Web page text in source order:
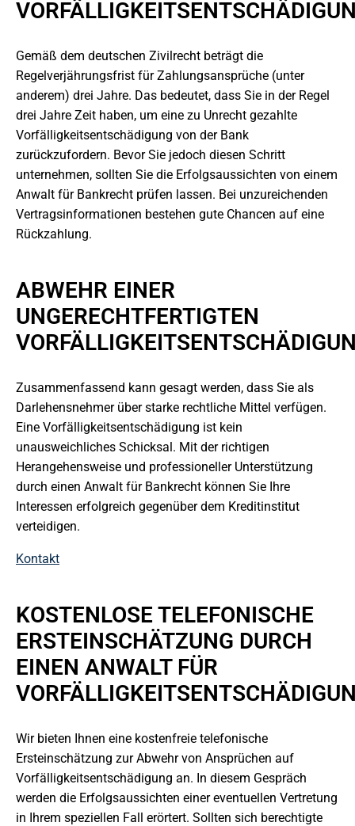
Gemäß dem deutschen Zivilrecht beträgt die
Regelverjährungsfrist für Zahlungsansprüche (unter
anderem) drei Jahre. Das bedeutet, dass Sie in der Regel
drei Jahre Zeit haben, um eine zu Unrecht gezahlte
Vorfälligkeitsentschädigung von der Bank
zurückzufordern. Bevor Sie jedoch diesen Schritt
unternehmen, sollten Sie die Erfolgsaussichten von einem
Anwalt für Bankrecht prüfen lassen. Bei unzureichenden
Vertragsinformationen bestehen gute Chancen auf eine
Rückzahlung.
ABWEHR EINER
UNGERECHTFERTIGTEN
Zusammenfassend kann gesagt werden, dass Sie als
Darlehensnehmer über starke rechtliche Mittel verfügen.
Eine Vorfälligkeitsentschädigung ist kein
unausweichliches Schicksal. Mit der richtigen
Herangehensweise und professioneller Unterstützung
durch einen Anwalt für Bankrecht können Sie Ihre
Interessen erfolgreich gegenüber dem Kreditinstitut
verteidigen.
Kontakt
KOSTENLOSE TELEFONISCHE
ERSTEINSCHÄTZUNG DURCH
EINEN ANWALT FÜR
Wir bieten Ihnen eine kostenfreie telefonische
Ersteinschätzung zur Abwehr von Ansprüchen auf
Vorfälligkeitsentschädigung an. In diesem Gespräch
werden die Erfolgsaussichten einer eventuellen Vertretung
in Ihrem speziellen Fall erörtert. Sollten sich berechtigte